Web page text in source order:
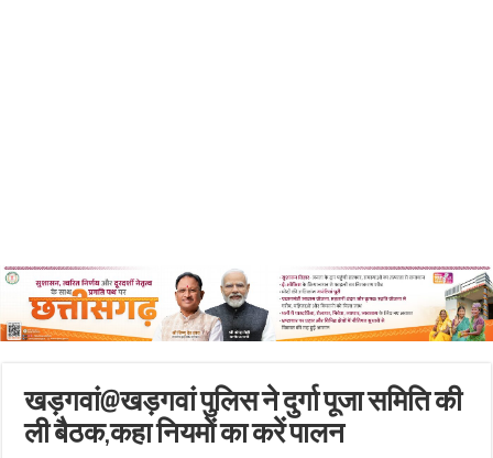
खड़गवां@खड़गवां पुलिस ने दुर्गा पूजा समिति की
ली बैठक,कहा नियमों का करें पालन